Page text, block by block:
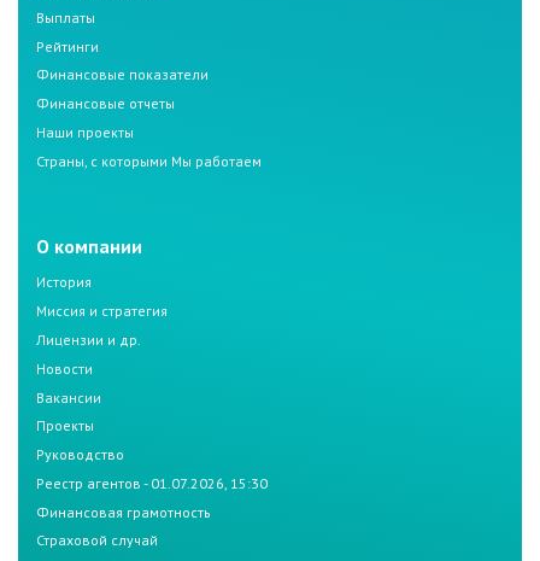
Выплаты
Рейтинги
Финансовые показатели
Финансовые отчеты
Наши проекты
Страны, с которыми Мы работаем
О компании
История
Миссия и стратегия
Лицензии и др.
Новости
Вакансии
Проекты
Руководство
Реестр агентов - 01.07.2026, 15:30
Финансовая грамотность
Страховой случай